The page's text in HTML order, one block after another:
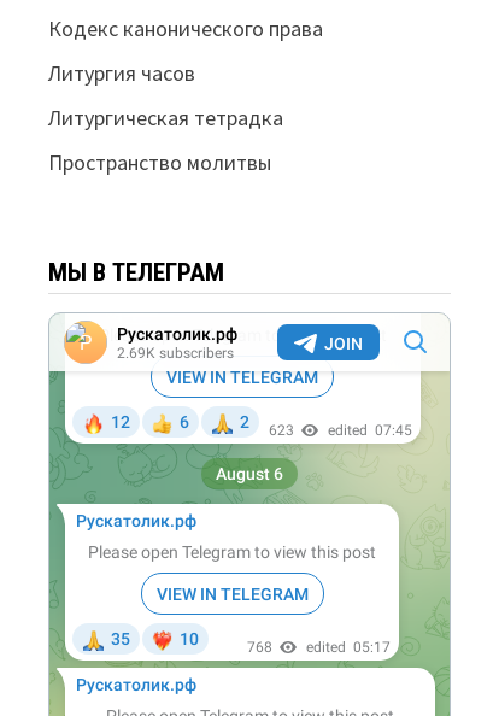
Кодекс канонического права
Литургия часов
Литургическая тетрадка
Пространство молитвы
МЫ В ТЕЛЕГРАМ